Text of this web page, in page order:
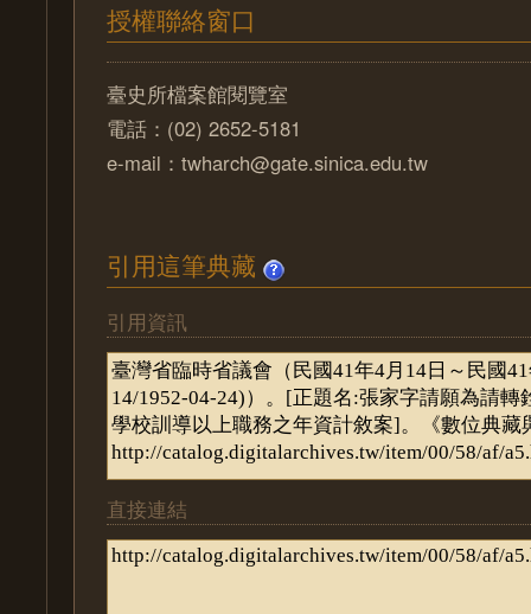
授權聯絡窗口
臺史所檔案館閱覽室
電話：(02) 2652-5181
e-mail：twharch@gate.sinica.edu.tw
引用這筆典藏
引用資訊
直接連結